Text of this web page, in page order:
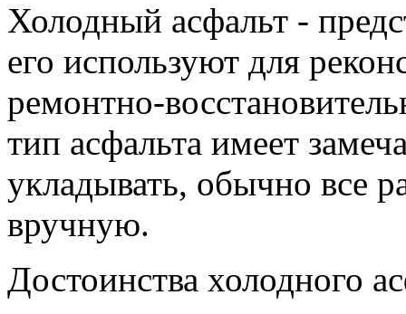
Холодный асфальт -
его используют для
ремонтно-
тип асфальта имеет
укладывать, обычно все
вручную.
Достоинства холодного